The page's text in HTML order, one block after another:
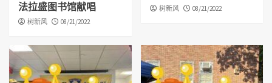
法拉盛图书馆献唱
树新风 08/21/2022
树新风 08/21/2022